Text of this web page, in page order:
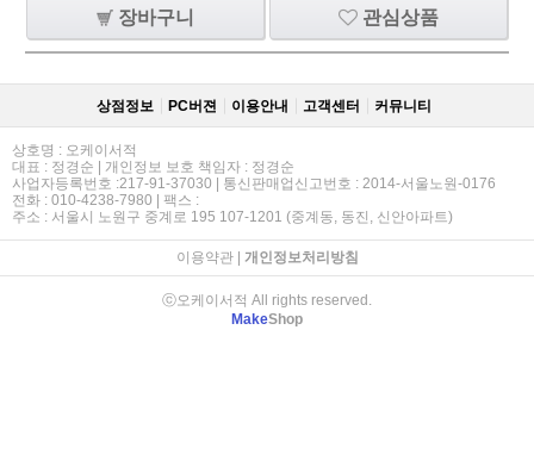
장바구니 관심상품
상점정보 PC버젼 이용안내 고객센터 커뮤니티
상호명 : 오케이서적
대표 : 정경순 | 개인정보 보호 책임자 : 정경순
사업자등록번호 :217-91-37030 | 통신판매업신고번호 : 2014-서울노원-0176
전화 : 010-4238-7980 | 팩스 :
주소 : 서울시 노원구 중계로 195 107-1201 (중계동, 동진, 신안아파트)
이용약관| 개인정보처리방침
ⓒ오케이서적 All rights reserved.
MakeShop